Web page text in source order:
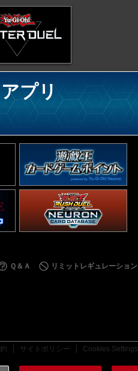
プリ
Ｑ＆Ａ リミットレギュレーション
サイトポリシー Cookies Settings